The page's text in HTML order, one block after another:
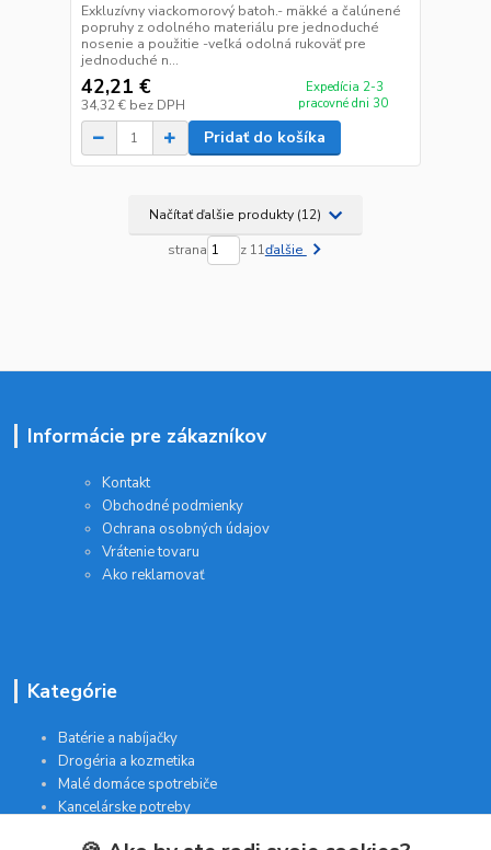
Exkluzívny viackomorový batoh.- mäkké a čalúnené
popruhy z odolného materiálu pre jednoduché
nosenie a použitie -veľká odolná rukoväť pre
jednoduché n...
42,21 €
34,32 € bez DPH
Expedícia 2-3
pracovné dni 30
Pridať do košíka
Načítať ďalšie produkty (12)
strana z 11ďalšie
Informácie pre zákazníkov
Kontakt
Obchodné podmienky
Ochrana osobných údajov
Vrátenie tovaru
Ako reklamovať
Kategórie
Batérie a nabíjačky
Drogéria a kozmetika
Malé domáce spotrebiče
Kancelárske potreby